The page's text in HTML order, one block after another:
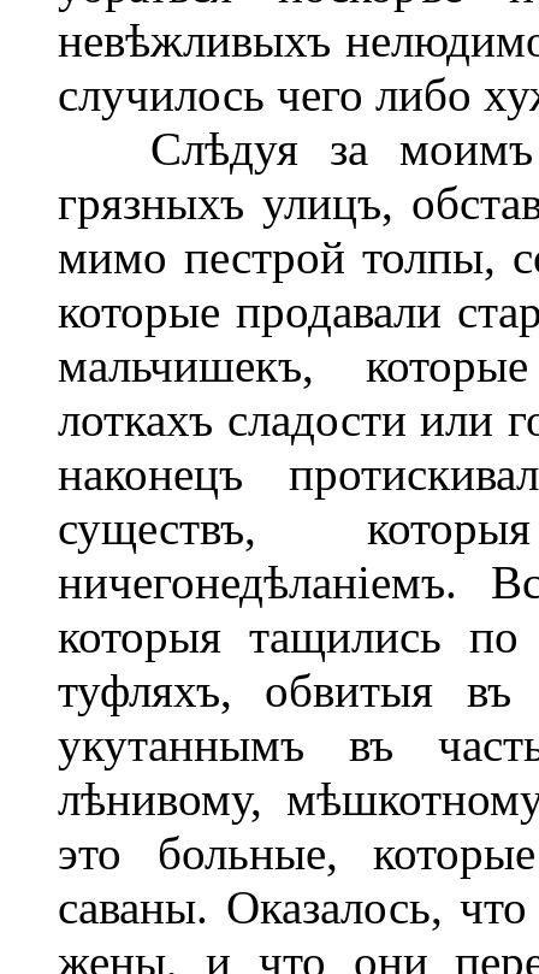
невѣжливыхъ
случилось чего либо
Слѣдуя за моимъ
грязныхъ улицъ,
мимо пестрой толпы,
которые продавали
мальчишекъ,
лоткахъ сладости или
наконецъ
существъ,
ничегонедѣланіемъ.
которыя тащились
туфляхъ, обвитыя
укутаннымъ въ
лѣнивому,
это больные,
саваны. Оказалось,
жены, и что они